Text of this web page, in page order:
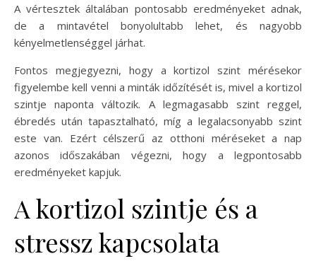
A vértesztek általában pontosabb eredményeket adnak,
de a mintavétel bonyolultabb lehet, és nagyobb
kényelmetlenséggel járhat.
Fontos megjegyezni, hogy a kortizol szint mérésekor
figyelembe kell venni a minták időzítését is, mivel a kortizol
szintje naponta változik. A legmagasabb szint reggel,
ébredés után tapasztalható, míg a legalacsonyabb szint
este van. Ezért célszerű az otthoni méréseket a nap
azonos időszakában végezni, hogy a legpontosabb
eredményeket kapjuk.
A kortizol szintje és a
stressz kapcsolata